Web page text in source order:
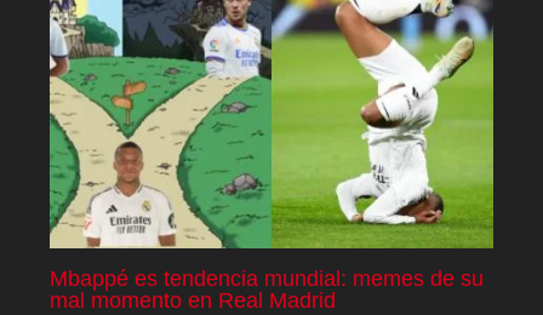
Mbappé es tendencia mundial: memes de su
mal momento en Real Madrid